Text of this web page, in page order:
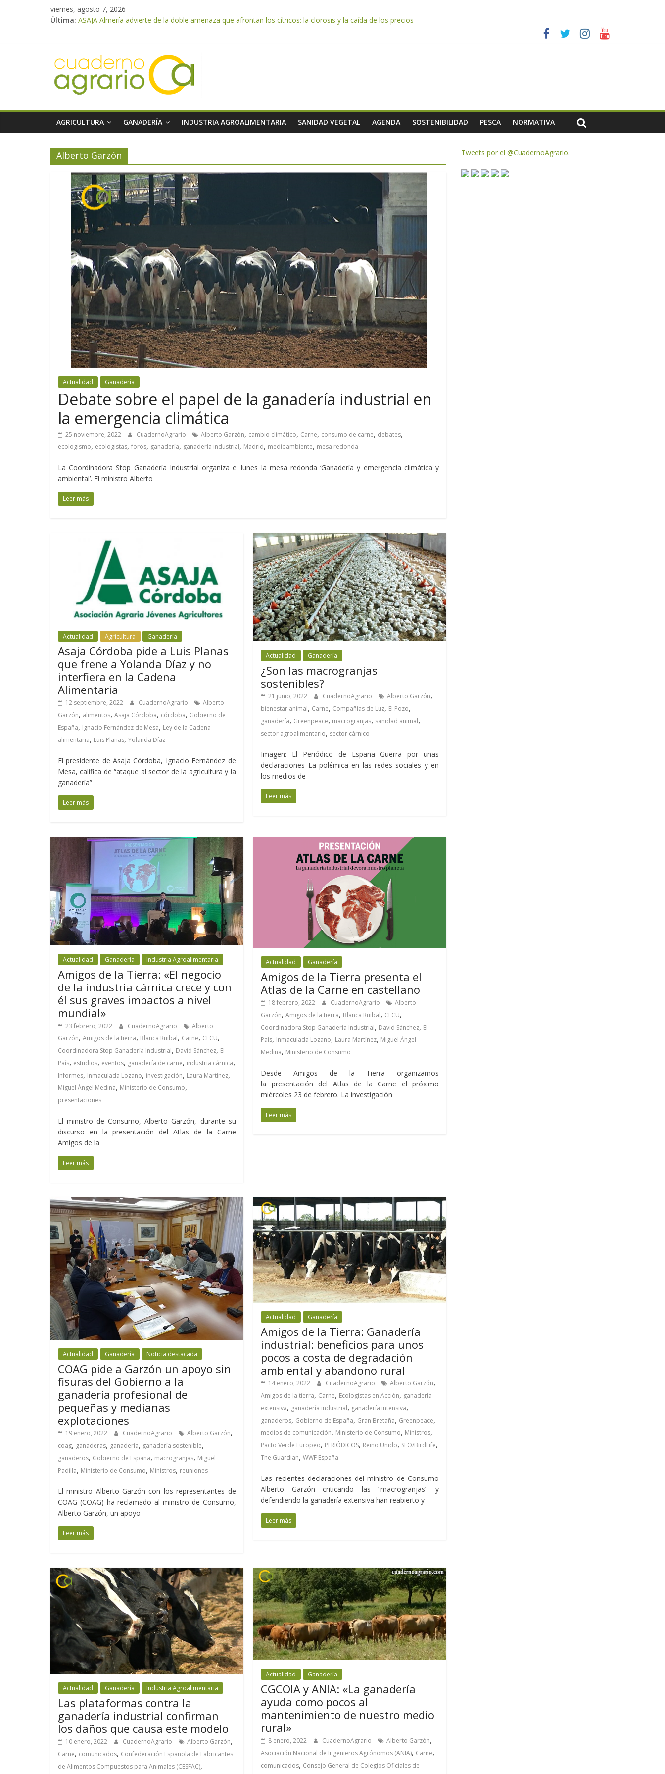
viernes, agosto 7, 2026
Última: ASAJA Almería advierte de la doble amenaza que afrontan los cítricos: la clorosis y la caída de los precios
ASAJA Almería: las primeras recolecciones de almendra confirman una cosecha desigual marcada por las inclemencias meteorológicas y la incertidumbre en los precios
VÍDEO: Promoción y difusión de los valores de los alimentos de origen cooperativo en escuelas de hostelería
Cooperativas Agro-alimentarias de Andalucía celebra la activación del mecanismo de regulación de oferta de aceite de oliva para la próxima campaña
AGRICULTURA GANADERÍA INDUSTRIA AGROALIMENTARIA SANIDAD VEGETAL AGENDA SOSTENIBILIDAD PESCA NORMATIVA
Alberto Garzón
Actualidad Ganadería
Debate sobre el papel de la ganadería industrial en
la emergencia climática
25 noviembre, 2022 CuadernoAgrario Alberto Garzón, cambio climático, Carne, consumo de carne, debates,
ecologismo, ecologistas, foros, ganadería, ganadería industrial, Madrid, medioambiente, mesa redonda
La Coordinadora Stop Ganadería Industrial organiza el lunes la mesa redonda ‘Ganadería y emergencia climática y
ambiental’. El ministro Alberto
Leer más
Actualidad Agricultura Ganadería
Asaja Córdoba pide a Luis Planas
que frene a Yolanda Díaz y no
interfiera en la Cadena
Alimentaria
12 septiembre, 2022 CuadernoAgrario
Alberto
Garzón, alimentos, Asaja Córdoba, córdoba, Gobierno de
España, Ignacio Fernández de Mesa, Ley de la Cadena
alimentaria, Luis Planas, Yolanda Díaz
El presidente de Asaja Córdoba, Ignacio Fernández de
Mesa, califica de “ataque al sector de la agricultura y la
ganadería”
Leer más
Actualidad Ganadería
¿Son las macrogranjas
sostenibles?
21 junio, 2022 CuadernoAgrario Alberto Garzón,
bienestar animal, Carne, Compañías de Luz, El Pozo,
ganadería, Greenpeace, macrogranjas, sanidad animal,
sector agroalimentario, sector cárnico
Imagen: El Periódico de España Guerra por unas
declaraciones La polémica en las redes sociales y en
los medios de
Leer más
Actualidad Ganadería Industria Agroalimentaria
Amigos de la Tierra: «El negocio
de la industria cárnica crece y con
él sus graves impactos a nivel
mundial»
23 febrero, 2022 CuadernoAgrario
Alberto
Garzón, Amigos de la tierra, Blanca Ruibal, Carne, CECU,
Coordinadora Stop Ganadería Industrial, David Sánchez, El
País, estudios, eventos, ganadería de carne, industria cárnica,
Informes, Inmaculada Lozano, investigación, Laura Martínez,
Miguel Ángel Medina, Ministerio de Consumo,
presentaciones
El ministro de Consumo, Alberto Garzón, durante su
discurso en la presentación del Atlas de la Carne
Amigos de la
Leer más
Actualidad Ganadería
Amigos de la Tierra presenta el
Atlas de la Carne en castellano
18 febrero, 2022 CuadernoAgrario
Alberto
Garzón,Amigos de la tierra, Blanca Ruibal, CECU,
Coordinadora Stop Ganadería Industrial, David Sánchez, El
País, Inmaculada Lozano, Laura Martínez, Miguel Ángel
Medina, Ministerio de Consumo
Desde Amigos de la Tierra organizamos
la presentación del Atlas de la Carne el próximo
miércoles 23 de febrero. La investigación
Leer más
Actualidad Ganadería Noticia destacada
COAG pide a Garzón un apoyo sin
fisuras del Gobierno a la
ganadería profesional de
pequeñas y medianas
explotaciones
19 enero, 2022 CuadernoAgrario Alberto Garzón,
coag, ganaderas, ganadería, ganadería sostenible,
ganaderos, Gobierno de España, macrogranjas, Miguel
Padilla, Ministerio de Consumo, Ministros, reuniones
El ministro Alberto Garzón con los representantes de
COAG (COAG) ha reclamado al ministro de Consumo,
Alberto Garzón, un apoyo
Leer más
Actualidad Ganadería
Amigos de la Tierra: Ganadería
industrial: beneficios para unos
pocos a costa de degradación
ambiental y abandono rural
14 enero, 2022 CuadernoAgrario Alberto Garzón,
Amigos de la tierra, Carne, Ecologistas en Acción, ganadería
extensiva, ganadería industrial, ganadería intensiva,
ganaderos, Gobierno de España, Gran Bretaña, Greenpeace,
medios de comunicación, Ministerio de Consumo, Ministros,
Pacto Verde Europeo, PERIÓDICOS, Reino Unido, SEO/BirdLife,
The Guardian,WWF España
Las recientes declaraciones del ministro de Consumo
Alberto Garzón criticando las “macrogranjas” y
defendiendo la ganadería extensiva han reabierto y
Leer más
Actualidad Ganadería Industria Agroalimentaria
Las plataformas contra la
ganadería industrial confirman
los daños que causa este modelo
10 enero, 2022 CuadernoAgrario Alberto Garzón,
Carne, comunicados, Confederación Española de Fabricantes
de Alimentos Compuestos para Animales (CESFAC),
Actualidad Ganadería
CGCOIA y ANIA: «La ganadería
ayuda como pocos al
mantenimiento de nuestro medio
rural»
8 enero, 2022 CuadernoAgrario Alberto Garzón,
Asociación Nacional de Ingenieros Agrónomos (ANIA), Carne,
comunicados, Consejo General de Colegios Oficiales de
Tweets por el @CuadernoAgrario.